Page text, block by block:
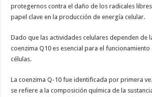
protegernos contra el daño de los radicales
papel clave en la producción de energía celular.
Dado que las actividades celulares dependen de
coenzima Q10 es esencial para el funcionamiento
células.
La coenzima Q-10 fue identificada por primera
se refiere a la composición química de la